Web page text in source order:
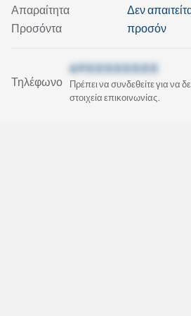
Απαραίτητα
Προσόντα
Δεν
προσόν
Τηλέφωνο
69XXXXXXXX
Πρέπει να συνδεθείτε για να
στοιχεία επικοινωνίας.